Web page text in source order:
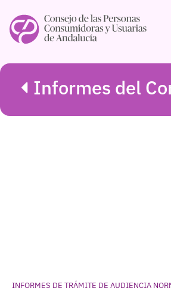
Informes del
INFORMES DE TRÁMITE DE AUDIENCIA